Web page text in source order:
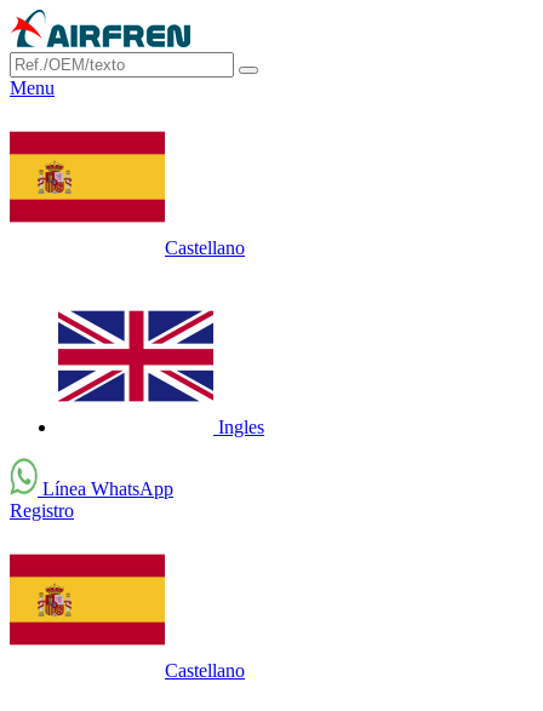
Menu
Castellano
Ingles
Línea WhatsApp
Registro
Castellano